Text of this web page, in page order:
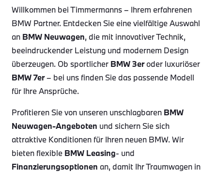
Willkommen bei Timmermanns – Ihrem erfahrenen
BMW Partner. Entdecken Sie eine vielfältige Auswahl
an BMW Neuwagen, die mit innovativer Technik,
beeindruckender Leistung und modernem Design
überzeugen. Ob sportlicher BMW 3eroder luxuriöser
BMW 7er– bei uns finden Sie das passende Modell
für Ihre Ansprüche.
Profitieren Sie von unseren unschlagbaren BMW
Neuwagen-Angeboten und sichern Sie sich
attraktive Konditionen für Ihren neuen BMW. Wir
bieten flexible BMW Leasing- und
Finanzierungsoptionen an, damit Ihr Traumwagen in